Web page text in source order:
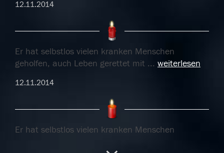
12.11.2014
Er hat selbstlos vielen kranken Menschen
geholfen, auch Leben gerettet mit ... weiterlesen
12.11.2014
Er hat selbstlos vielen kranken Menschen